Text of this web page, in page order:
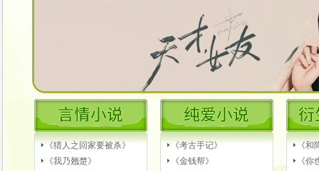
《猎人之回家要被杀》
《我乃翘楚》
《考古手记》
《金钱帮》
《
《